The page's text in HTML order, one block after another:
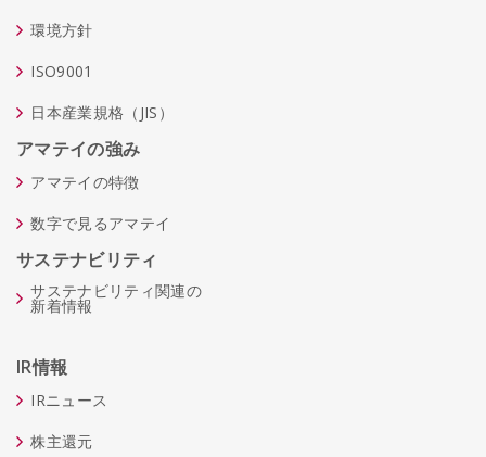
環境方針
ISO9001
日本産業規格（JIS）
アマテイの強み
アマテイの特徴
数字で見るアマテイ
サステナビリティ
サステナビリティ関連の
新着情報
IR情報
IRニュース
株主還元